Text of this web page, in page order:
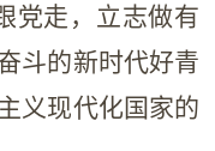
党走，立志做有
斗的新时代好青
义现代化国家的